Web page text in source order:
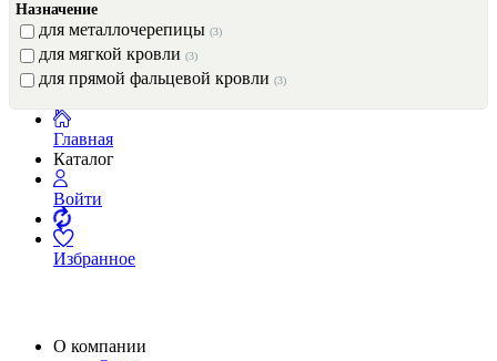
Назначение
для металлочерепицы (3)
для мягкой кровли (3)
для прямой фальцевой кровли (3)
Главная
Каталог
Войти
Избранное
О компании